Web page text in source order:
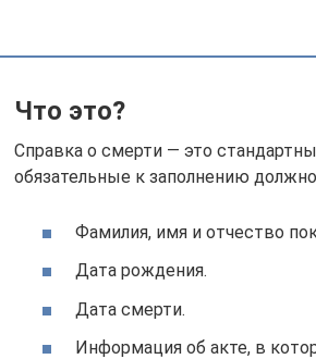
Что это?
Справка о смерти — это
обязательные к заполнению
Фамилия, имя и отчество
Дата рождения.
Дата смерти.
Информация об акте, в